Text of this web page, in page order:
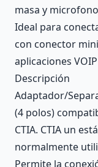
masa y
Ideal para
con conector
aplicaciones
Descripción
Adaptador/
(4 polos)
CTIA. CTIA un
normalmente
Permite la